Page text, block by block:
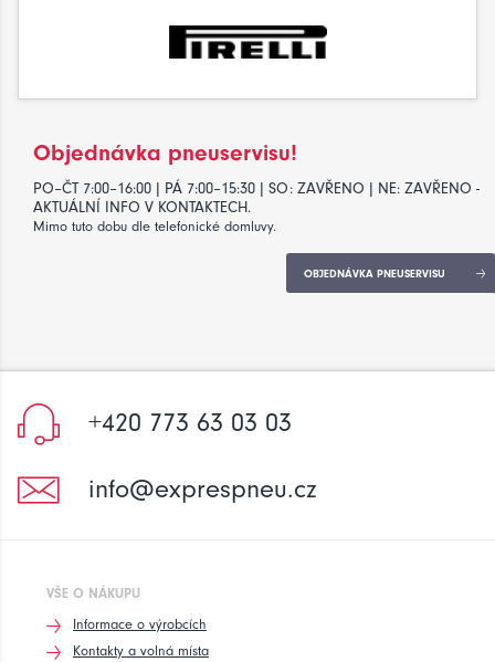
Objednávka pneuservisu!
PO–ČT 7:00–16:00 | PÁ 7:00–15:30 | SO: ZAVŘENO | NE: ZAVŘENO -
AKTUÁLNÍ INFO V KONTAKTECH.
Mimo tuto dobu dle telefonické domluvy.
OBJEDNÁVKA PNEUSERVISU
+420 773 63 03 03
info@exprespneu.cz
VŠE O NÁKUPU
Informace o výrobcích
Kontakty a volná místa